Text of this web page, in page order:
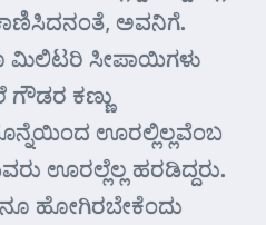
ಅವನಿಗೆ.
ಮಿಲಿಟರಿ ಸೀಪಾಯಿಗಳು
ಗೌಡರ ಕಣ್ಣು
ಊರಲ್ಲಿಲ್ಲವೆಂಬ
ಊರಲ್ಲೆಲ್ಲ ಹರಡಿದ್ದರು.
ಹೋಗಿರಬೇಕೆಂದು